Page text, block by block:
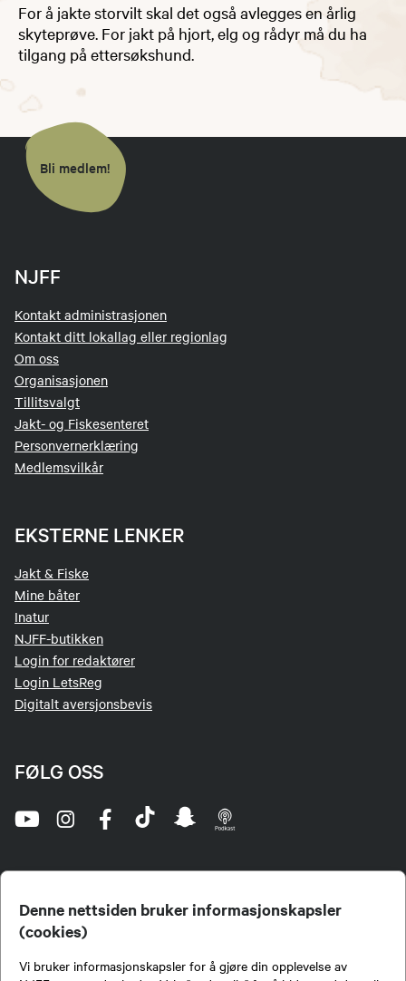
Denne nettsiden bruker informasjonskapsler
(cookies)
Vi bruker informasjonskapsler for å gjøre din opplevelse av
For å jakte storvilt skal det også avlegges en årlig
skyteprøve. For jakt på hjort, elg og rådyr må du ha
tilgang på ettersøkshund.
Bli medlem!
NJFF
Kontakt administrasjonen
Kontakt ditt lokallag eller regionlag
Om oss
Organisasjonen
Tillitsvalgt
Jakt- og Fiskesenteret
Personvernerklæring
Medlemsvilkår
EKSTERNE LENKER
Jakt & Fiske
Mine båter
Inatur
NJFF-butikken
Login for redaktører
Login LetsReg
Digitalt aversjonsbevis
FØLG OSS
jegere og sportsfiskere og et av de viktigste miljøene for formidling av kunnskap om jakt og